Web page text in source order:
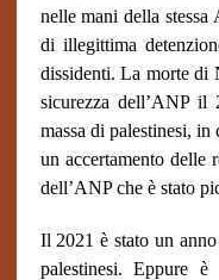
nelle mani della stessa
di illegittima
dissidenti. La morte di
sicurezza dell’ANP il
massa di palestinesi,
un accertamento delle
dell’ANP che è stato
Il 2021 è stato un
palestinesi. Eppure